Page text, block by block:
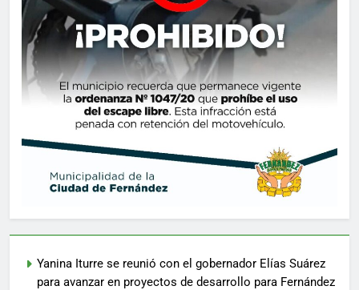
Yanina Iturre se reunió con el gobernador Elías Suárez
para avanzar en proyectos de desarrollo para Fernández